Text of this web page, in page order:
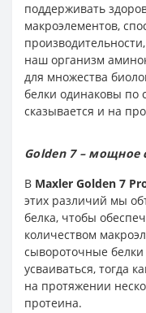
поддерживать
макроэлементов,
наш организм
для множества
белки одинаковы по
сказывается и на
Golden 7 – мощное
В Maxler Golden 7
этих различий мы
белка, чтобы
количеством
сывороточные
усваиваться, тогда
на протяжении
протеина.